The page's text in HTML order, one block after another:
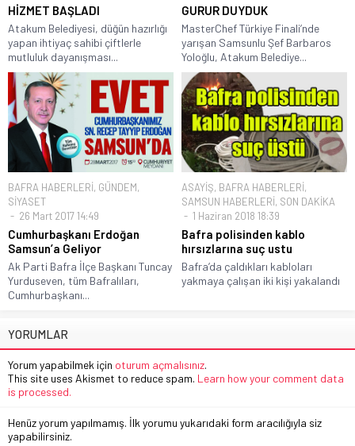
HİZMET BAŞLADI
Atakum Belediyesi, düğün hazırlığı
yapan ihtiyaç sahibi çiftlerle
mutluluk dayanışması...
GURUR DUYDUK
MasterChef Türkiye Finali’nde
yarışan Samsunlu Şef Barbaros
Yoloğlu, Atakum Belediye...
BAFRA HABERLERİ, GÜNDEM,
SİYASET
26 Mart 2017 14:49
Cumhurbaşkanı Erdoğan
Samsun’a Geliyor
Ak Parti Bafra İlçe Başkanı Tuncay
Yurduseven, tüm Bafralıları,
Cumhurbaşkanı...
ASAYİŞ, BAFRA HABERLERİ,
SAMSUN HABERLERİ, SON DAKİKA
1 Haziran 2018 18:39
Bafra polisinden kablo
hırsızlarına suç ustu
Bafra’da çaldıkları kabloları
yakmaya çalışan iki kişi yakalandı
YORUMLAR
Yorum yapabilmek için oturum açmalısınız.
This site uses Akismet to reduce spam. Learn how your comment data
is processed.
Henüz yorum yapılmamış. İlk yorumu yukarıdaki form aracılığıyla siz
yapabilirsiniz.